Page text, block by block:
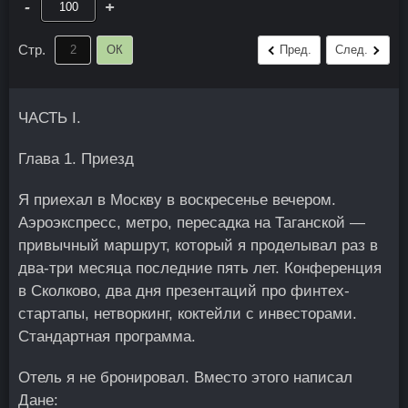
- +
Стр. ОК Пред. След.
ЧАСТЬ I.
Глава 1. Приезд
Я приехал в Москву в воскресенье вечером.
Аэроэкспресс, метро, пересадка на Таганской —
привычный маршрут, который я проделывал раз в
два-три месяца последние пять лет. Конференция
в Сколково, два дня презентаций про финтех-
стартапы, нетворкинг, коктейли с инвесторами.
Стандартная программа.
Отель я не бронировал. Вместо этого написал
Дане: